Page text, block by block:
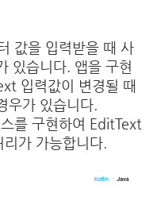
값을 입력받을 때 사
있습니다. 앱을 구현
입력값이 변경될 때
우가 있습니다.
를 구현하여 EditText
가 가능합니다.